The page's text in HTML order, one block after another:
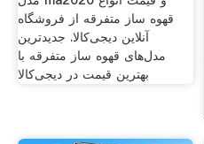
قهوه ساز متفرقه از فروشگاه
آنلاین دیجی‌کالا. جدیدترین
مدل‌های قهوه ساز متفرقه با
بهترین قیمت در دیجی‌کالا